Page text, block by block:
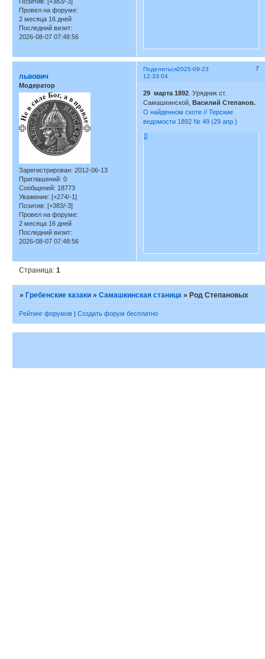
Провел на форуме:
2 месяца 16 дней
Последний визит:
2026-08-07 07:48:56
Поделиться 7
2025-09-23
12:33:04
львович
Модератор
Зарегистрирован: 2012-06-13
Приглашений: 0
Сообщений: 18773
Уважение: [+274/-1]
Позитив: [+383/-3]
Провел на форуме:
2 месяца 16 дней
Последний визит:
2026-08-07 07:48:56
29 марта 1892 . Урядник ст.
Самашкинской,Василий Степанов.
О найденном скоте // Терские
ведомости 1892 № 49 (29 апр.)
0
Страница:1
»Гребенские казаки »Самашкинская станица »Род Степановых
Рейтинг форумов | Создать форум бесплатно